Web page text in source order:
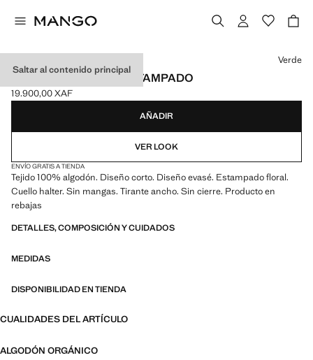
Saltar al contenido principal
VESTIDO ALGODÓN ESTAMPADO
Precio actual [19.900,00 XAF ]
19.900,00 XAF
Selecciona un color
Verde
AÑADIR
VER LOOK
ENVÍO GRATIS A TIENDA
Tejido 100% algodón. Diseño corto. Diseño evasé. Estampado floral.
Cuello halter. Sin mangas. Tirante ancho. Sin cierre. Producto en
rebajas
DETALLES, COMPOSICIÓN Y CUIDADOS
MEDIDAS
DISPONIBILIDAD EN TIENDA
CUALIDADES DEL ARTÍCULO
ALGODÓN ORGÁNICO